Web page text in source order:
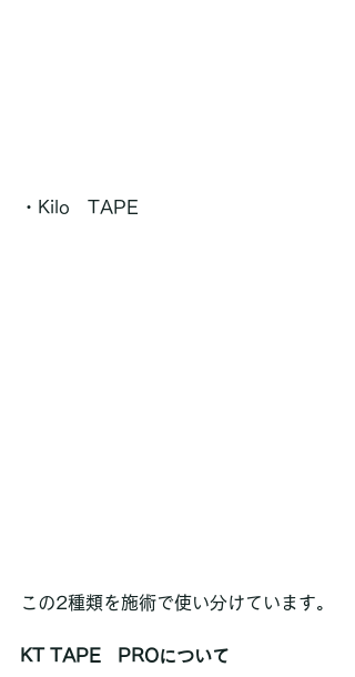
・Kilo　TAPE
この2種類を施術で使い分けています。
KT TAPE　PROについて